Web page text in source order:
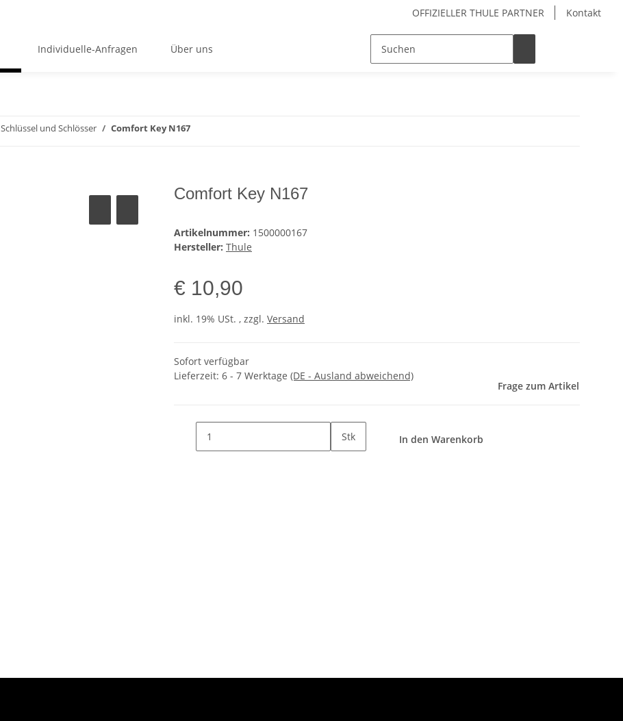
OFFIZIELLER THULE PARTNER Kontakt
Individuelle-Anfragen Über uns
Schlüssel und Schlösser Comfort Key N167
Comfort Key N167
Artikelnummer: 1500000167
Hersteller: Thule
€ 10,90
inkl. 19% USt. , zzgl. Versand
Sofort verfügbar
Lieferzeit: 6 - 7 Werktage (DE - Ausland abweichend)
Frage zum Artikel
Stk In den Warenkorb